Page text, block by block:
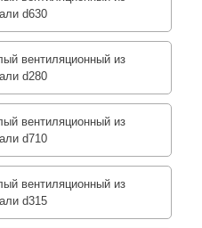
d630
вентиляционный из
d280
вентиляционный из
d710
вентиляционный из
d315